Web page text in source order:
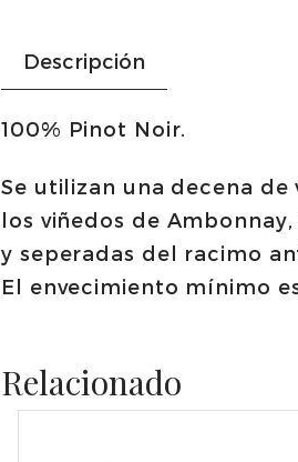
Descripción
100% Pinot Noir.
Se utilizan una decena
los viñedos de
y seperadas del racimo
El envecimiento mínimo
Relacionado